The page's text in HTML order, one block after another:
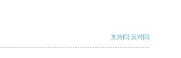
支持[0] 反对[0]